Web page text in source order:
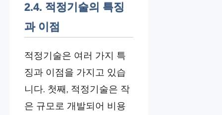
2.4. 적정기술의 특징
과 이점
적정기술은 여러 가지 특
징과 이점을 가지고 있습
니다. 첫째, 적정기술은 작
은 규모로 개발되어 비용